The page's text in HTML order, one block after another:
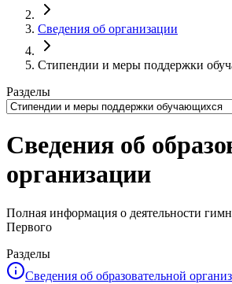
Сведения об организации
Стипендии и меры поддержки
Разделы
Сведения об
организации
Полная информация о деятельности
Первого
Разделы
Сведения об образовательной